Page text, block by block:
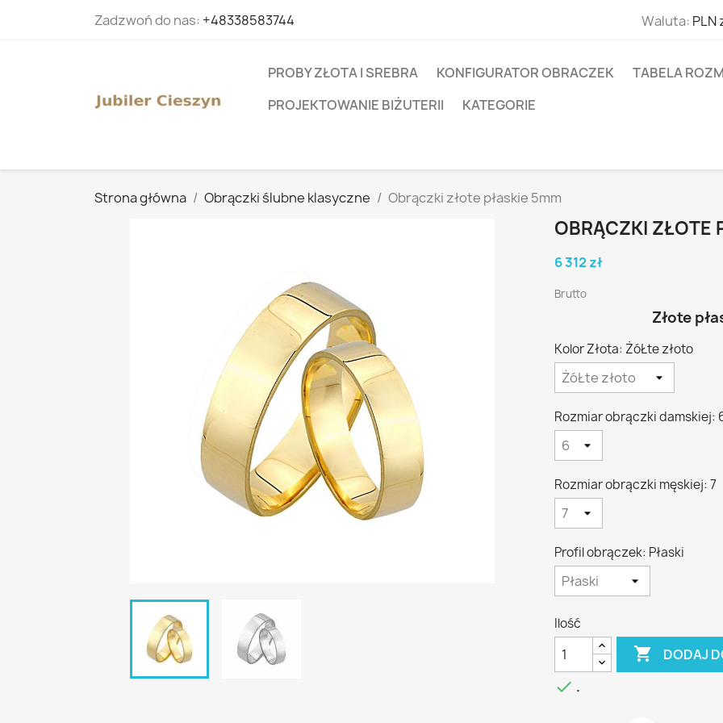
Zadzwoń do nas: +48338583744 Waluta: PLN
PROBY ZŁOTA I SREBRA KONFIGURATOR OBRACZEK
TABELA
PROJEKTOWANIE BIŻUTERII
KATEGORIE
Strona główna Obrączki ślubne klasyczne Obrączki złote płaskie 5mm
OBRĄCZKI ZŁOTE
6 312 zł
Brutto
Złote
Kolor Złota: ŻóŁte złoto
Rozmiar obrączki damskiej:
Rozmiar obrączki męskiej: 7
Profil obrączek: Płaski
Ilość
 DODAJ
 .